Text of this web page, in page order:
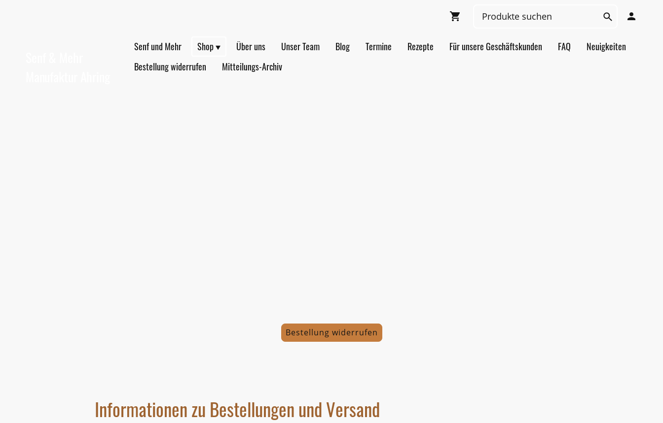
Senf und Mehr Shop Über uns Unser Team Blog Termine Rezepte Für unsere Geschäftskunden FAQ
Neuigkeiten
Bestellung widerrufen
Mitteilungs-Archiv
Bestellung widerrufen
Informationen zu Bestellungen und Versand